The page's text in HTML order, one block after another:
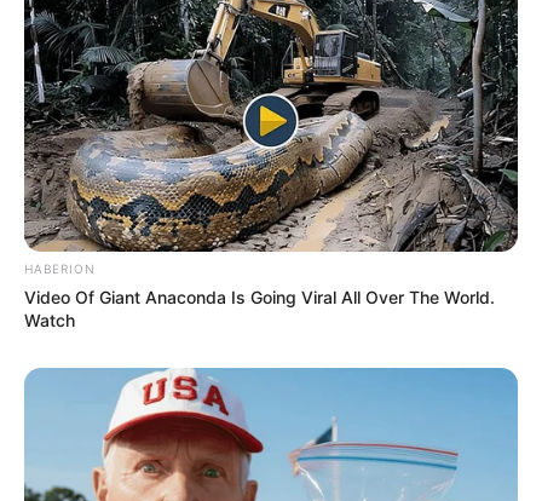
The Way You Sit Could Expose Your True Personality
HABERION
Video Of Giant Anaconda Is Going Viral All Over The World.
Watch